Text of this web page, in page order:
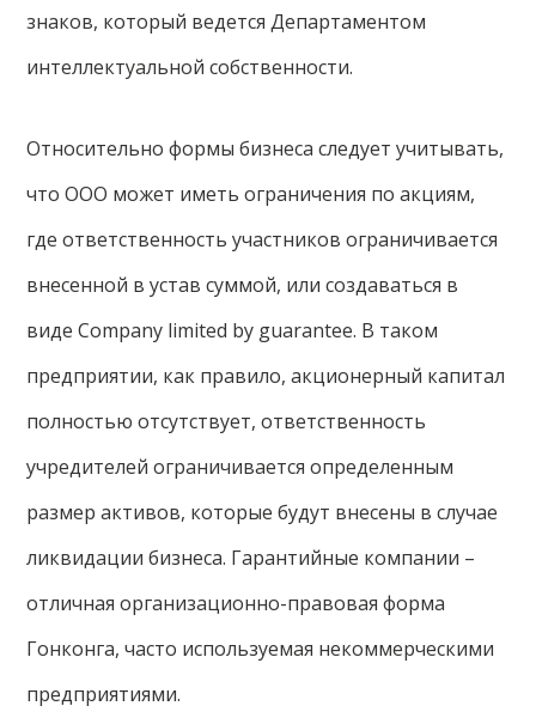
знаков, который ведется Департаментом
интеллектуальной собственности.
Относительно формы бизнеса следует учитывать,
что ООО может иметь ограничения по акциям,
где ответственность участников ограничивается
внесенной в устав суммой, или создаваться в
виде Company limited by guarantee. В таком
предприятии, как правило, акционерный капитал
полностью отсутствует, ответственность
учредителей ограничивается определенным
размер активов, которые будут внесены в случае
ликвидации бизнеса. Гарантийные компании –
отличная организационно-правовая форма
Гонконга, часто используемая некоммерческими
предприятиями.